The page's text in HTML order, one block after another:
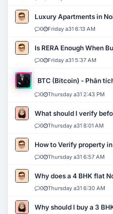
Luxury Apartments in
0 Friday a31 6:13 AM
Is RERA Enough When
0 Friday a31 5:37 AM
BTC (Bitcoin) - Phân
0 Thursday a31 2:43 PM
What should I verify
0 Thursday a31 8:01 AM
How to Verify property
0 Thursday a31 6:57 AM
Why does a 4 BHK flat
0 Thursday a31 6:30 AM
Why should I buy a 3